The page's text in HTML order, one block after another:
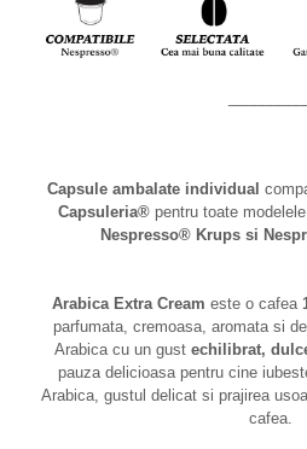
Capsule ambalate individual
Capsuleria® pentru toate
Nespresso® Krups si
Arabica Extra Cream este o cafea
parfumata, cremoasa, aromata si
Arabica cu un gust echilibrat,
pauza delicioasa pentru cine
Arabica, gustul delicat si prajirea
cafea.